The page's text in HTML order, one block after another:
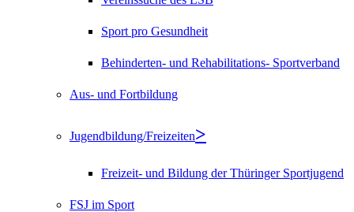
Sport pro Gesundheit
Behinderten- und Rehabilitations- Sportverband
Aus- und Fortbildung
Jugendbildung/Freizeiten
Freizeit- und Bildung der Thüringer Sportjugend
FSJ im Sport